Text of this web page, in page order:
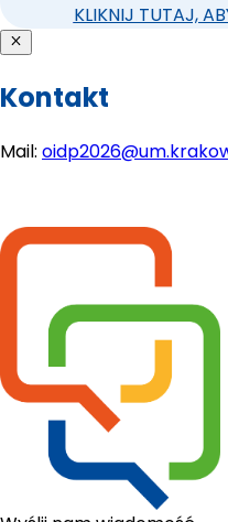
KLIKNIJ TUTAJ,
Kontakt
Mail: